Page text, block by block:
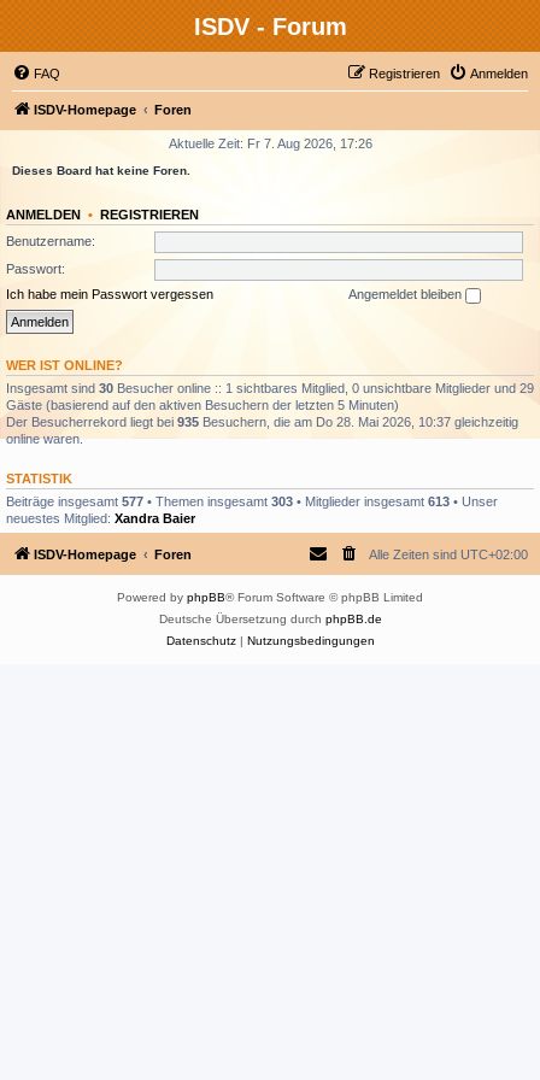
ISDV - Forum
FAQ Anmelden
Registrieren
ISDV-Homepage Foren
Aktuelle Zeit: Fr 7. Aug 2026, 17:26
Dieses Board hat keine Foren.
ANMELDEN • REGISTRIEREN
Benutzername:
Passwort:
Ich habe mein Passwort vergessen
Angemeldet bleiben
WER IST ONLINE?
Insgesamt sind 30 Besucher online :: 1 sichtbares Mitglied, 0 unsichtbare Mitglieder und 29
Gäste (basierend auf den aktiven Besuchern der letzten 5 Minuten)
Der Besucherrekord liegt bei 935 Besuchern, die am Do 28. Mai 2026, 10:37 gleichzeitig
online waren.
STATISTIK
Beiträge insgesamt 577 • Themen insgesamt 303 • Mitglieder insgesamt 613 • Unser
neuestes Mitglied: Xandra Baier
ISDV-Homepage Foren Alle Zeiten sind UTC+02:00
Powered by phpBB® Forum Software © phpBB Limited
Deutsche Übersetzung durch phpBB.de
Datenschutz| Nutzungsbedingungen